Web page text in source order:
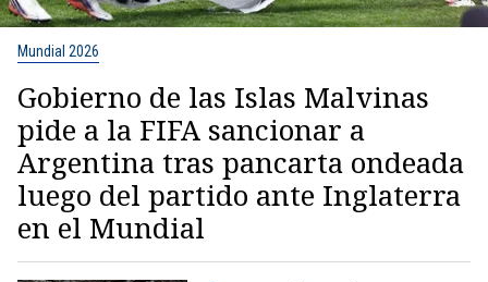
Mundial 2026
Gobierno de las Islas Malvinas
pide a la FIFA sancionar a
Argentina tras pancarta ondeada
luego del partido ante Inglaterra
en el Mundial